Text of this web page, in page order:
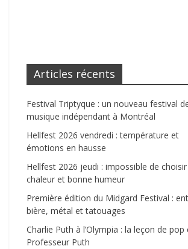
Articles récents
Festival Triptyque : un nouveau festival
musique indépendant à Montréal
Hellfest 2026 vendredi : température et
émotions en hausse
Hellfest 2026 jeudi : impossible de
chaleur et bonne humeur
Première édition du Midgard Festival :
bière, métal et tatouages
Charlie Puth à l’Olympia : la leçon de pop
Professeur Puth